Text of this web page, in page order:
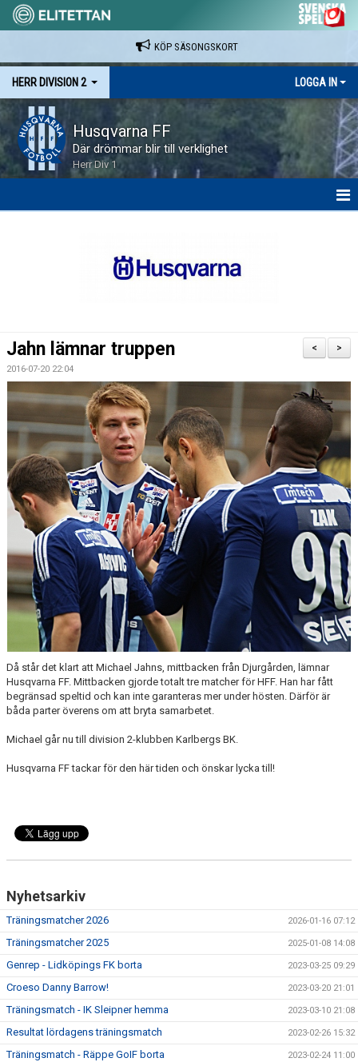
KÖP SÄSONGSKORT
HERR DIVISION 2 LOGGA IN
Husqvarna FF
Där drömmar blir till verklighet
Herr Div 1
MATCHER
>
<
Jahn lämnar truppen
2016-07-20 22:04
Då står det klart att Michael Jahns, mittbacken från Djurgården, lämnar
Husqvarna FF. Mittbacken gjorde totalt tre matcher för HFF. Han har fått
begränsad speltid och kan inte garanteras mer under hösten. Därför är
båda parter överens om att bryta samarbetet.
Michael går nu till division 2-klubben Karlbergs BK.
Husqvarna FF tackar för den här tiden och önskar lycka till!
Nyhetsarkiv
Träningsmatcher 2026 2026-01-16 07:12
Träningsmatcher 2025 2025-01-08 14:08
Genrep - Lidköpings FK borta 2023-03-25 09:29
Croeso Danny Barrow! 2023-03-20 21:01
Träningsmatch - IK Sleipner hemma 2023-03-10 21:08
Resultat lördagens träningsmatch 2023-02-26 15:32
Träningsmatch - Räppe GoIF borta 2023-02-24 11:00